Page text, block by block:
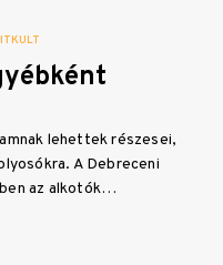
lehettek részesei,
A Debreceni
az alkotók…